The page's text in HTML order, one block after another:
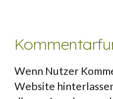
Wenn Nutzer
Website